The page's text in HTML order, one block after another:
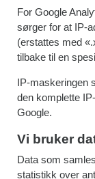
For Google
sørger for at IP-
(erstattes med
tilbake til en
IP-maskeringen
den komplette
Google.
Vi bruker
Data som
statistikk over